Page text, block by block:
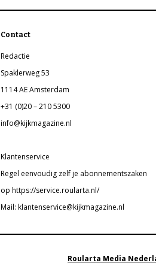
Contact
Redactie
Spaklerweg 53
1114 AE Amsterdam
+31 (0)20 – 210 5300
info@kijkmagazine.nl
Klantenservice
Regel eenvoudig zelf je abonnementszaken
op https://service.roularta.nl/
Mail: klantenservice@kijkmagazine.nl
Roularta Media